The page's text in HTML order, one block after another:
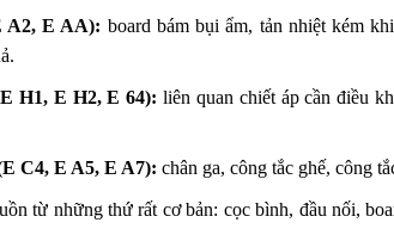
A2, E AA): board bám bụi ẩm, tản nhiệt kém
H1, E H2, E 64): liên quan chiết áp cần điều
C4, E A5, E A7): chân ga, công tắc ghế, công
từ những thứ rất cơ bản: cọc bình, đầu nối,